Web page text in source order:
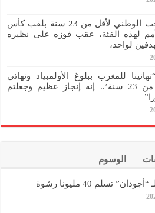
توج المنتخب الوطني لأقل من 23 سنة بلقب كأس
لهذه الفئة، عقب فوزه على نظيره
لواحد،
“تهانينا للمغرب ببلوغ الأولمبياد ونهائي
‘كان أقل من 23 سنة’.. إنه إنجاز عظيم وجعلتم
الوسوم